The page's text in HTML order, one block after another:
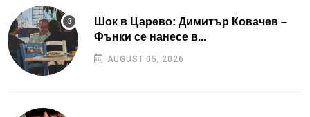
Шок в Царево: Димитър Ковачев –
Фънки се нанесе в...
AUGUST 05, 2026